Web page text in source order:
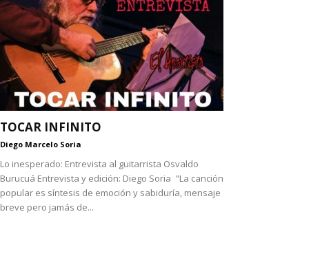
TOCAR INFINITO
Diego Marcelo Soria
Lo inesperado: Entrevista al guitarrista Osvaldo
Burucuá Entrevista y edición: Diego Soria "La canción
popular es síntesis de emoción y sabiduría, mensaje
breve pero jamás de...